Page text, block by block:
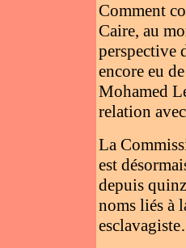
Comment
Caire, au
perspective
encore eu
Mohamed
relation
La
est
depuis
noms liés à